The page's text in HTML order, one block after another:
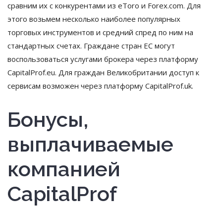
сравним их с конкурентами из eToro и Forex.com. Для
этого возьмем несколько наиболее популярных
торговых инструментов и средний спред по ним на
стандартных счетах. Граждане стран ЕС могут
воспользоваться услугами брокера через платформу
CapitalProf.eu. Для граждан Великобритании доступ к
сервисам возможен через платформу CapitalProf.uk.
Бонусы,
выплачиваемые
компанией
CapitalProf